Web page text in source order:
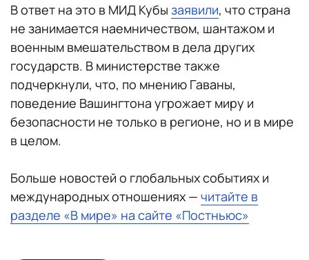
В ответ на это в МИД Кубы заявили, что страна
не занимается наемничеством, шантажом и
военным вмешательством в дела других
государств. В министерстве также
подчеркнули, что, по мнению Гаваны,
поведение Вашингтона угрожает миру и
безопасности не только в регионе, но и в мире
в целом.
Больше новостей о глобальных событиях и
международных отношениях — читайте в
разделе «В мире» на сайте «Постньюс»